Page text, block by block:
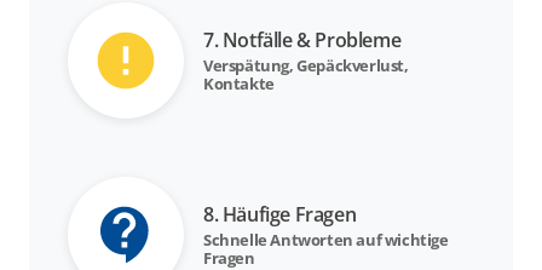
7. Notfälle & Probleme
Verspätung, Gepäckverlust,
Kontakte
8. Häufige Fragen
Schnelle Antworten auf wichtige
Fragen